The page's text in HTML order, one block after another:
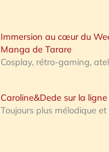
Immersion au cœur du
Manga de Tarare
Cosplay, rétro-gaming,
Caroline&Dede sur la
Toujours plus mélodique et